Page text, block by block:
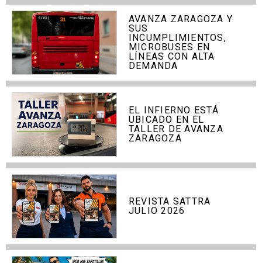
AVANZA ZARAGOZA Y
SUS
INCUMPLIMIENTOS,
MICROBUSES EN
LÍNEAS CON ALTA
DEMANDA
EL INFIERNO ESTÁ
UBICADO EN EL
TALLER DE AVANZA
ZARAGOZA
REVISTA SATTRA
JULIO 2026